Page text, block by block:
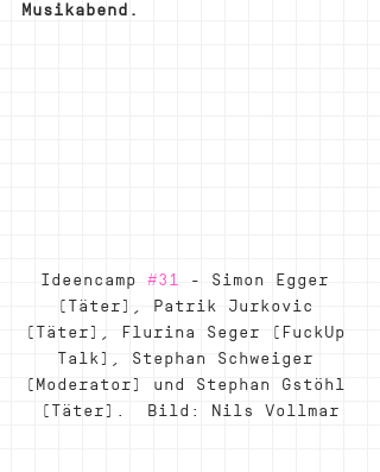
Musikabend.
Ideencamp #31 - Simon Egger
(Täter), Patrik Jurkovic
(Täter), Flurina Seger (FuckUp
Talk), Stephan Schweiger
(Moderator) und Stephan Gstöhl
(Täter).  Bild: Nils Vollmar